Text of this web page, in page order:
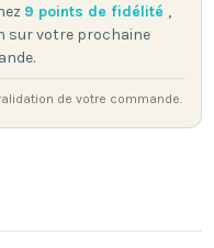
9 points de fidélité ,
sur votre prochaine
de votre commande.